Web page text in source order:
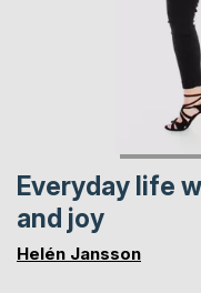
Everyday life
and joy
Helén Jansson